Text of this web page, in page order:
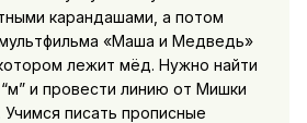
карандашами, а потом
«Маша и Медведь»
лежит мёд. Нужно найти
и провести линию от Мишки
писать прописные